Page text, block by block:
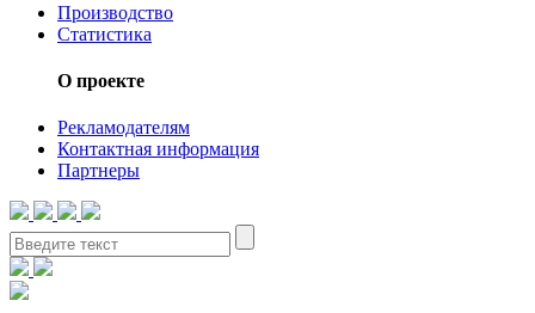
Производство
Статистика
О проекте
Рекламодателям
Контактная информация
Партнеры